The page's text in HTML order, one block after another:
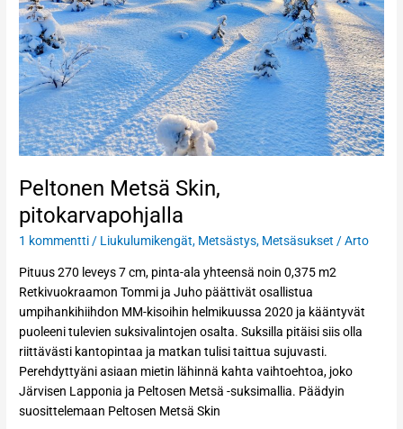
Peltonen Metsä Skin,
pitokarvapohjalla
1 kommentti/ Liukulumikengät, Metsästys, Metsäsukset /Arto
Pituus 270 leveys 7 cm, pinta-ala yhteensä noin 0,375 m2
Retkivuokraamon Tommi ja Juho päättivät osallistua
umpihankihiihdon MM-kisoihin helmikuussa 2020 ja kääntyvät
puoleeni tulevien suksivalintojen osalta. Suksilla pitäisi siis olla
riittävästi kantopintaa ja matkan tulisi taittua sujuvasti.
Perehdyttyäni asiaan mietin lähinnä kahta vaihtoehtoa, joko
Järvisen Lapponia ja Peltosen Metsä -suksimallia. Päädyin
suosittelemaan Peltosen Metsä Skin